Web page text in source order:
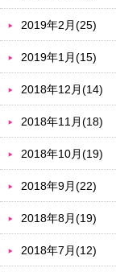
2019年2月(25)
2019年1月(15)
2018年12月(14)
2018年11月(18)
2018年10月(19)
2018年9月(22)
2018年8月(19)
2018年7月(12)